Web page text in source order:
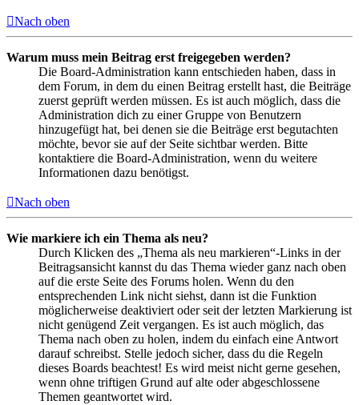
Nach oben
Warum muss mein Beitrag erst freigegeben werden?
Die Board-Administration kann entschieden haben, dass in
dem Forum, in dem du einen Beitrag erstellt hast, die Beiträge
zuerst geprüft werden müssen. Es ist auch möglich, dass die
Administration dich zu einer Gruppe von Benutzern
hinzugefügt hat, bei denen sie die Beiträge erst begutachten
möchte, bevor sie auf der Seite sichtbar werden. Bitte
kontaktiere die Board-Administration, wenn du weitere
Informationen dazu benötigst.
Nach oben
Wie markiere ich ein Thema als neu?
Durch Klicken des „Thema als neu markieren“-Links in der
Beitragsansicht kannst du das Thema wieder ganz nach oben
auf die erste Seite des Forums holen. Wenn du den
entsprechenden Link nicht siehst, dann ist die Funktion
möglicherweise deaktiviert oder seit der letzten Markierung ist
nicht genügend Zeit vergangen. Es ist auch möglich, das
Thema nach oben zu holen, indem du einfach eine Antwort
darauf schreibst. Stelle jedoch sicher, dass du die Regeln
dieses Boards beachtest! Es wird meist nicht gerne gesehen,
wenn ohne triftigen Grund auf alte oder abgeschlossene
Themen geantwortet wird.